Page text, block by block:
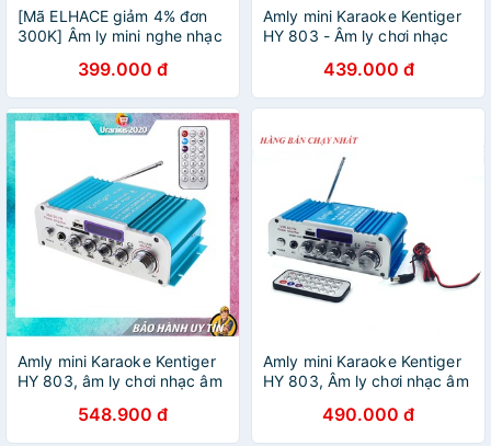
[Mã ELHACE giảm 4% đơn
300K] Âm ly mini nghe nhạc
399.000 đ
Amly mini Karaoke Kentiger
HY 803 - Âm ly chơi nhạc
Hành chính hãng toàn quốc
439.000 đ
Amly mini Karaoke Kentiger
HY 803, âm ly chơi nhạc âm
khẩu màu ngẫu nhiên
548.900 đ
Amly mini Karaoke Kentiger
HY 803, Âm ly chơi nhạc âm
đổi 1 {SIÊU SALE}
490.000 đ